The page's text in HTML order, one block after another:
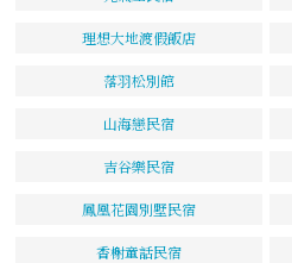
理想大地渡假飯店
落羽松別館
山海戀民宿
吉谷樂民宿
鳳凰花園別墅民宿
香榭童話民宿